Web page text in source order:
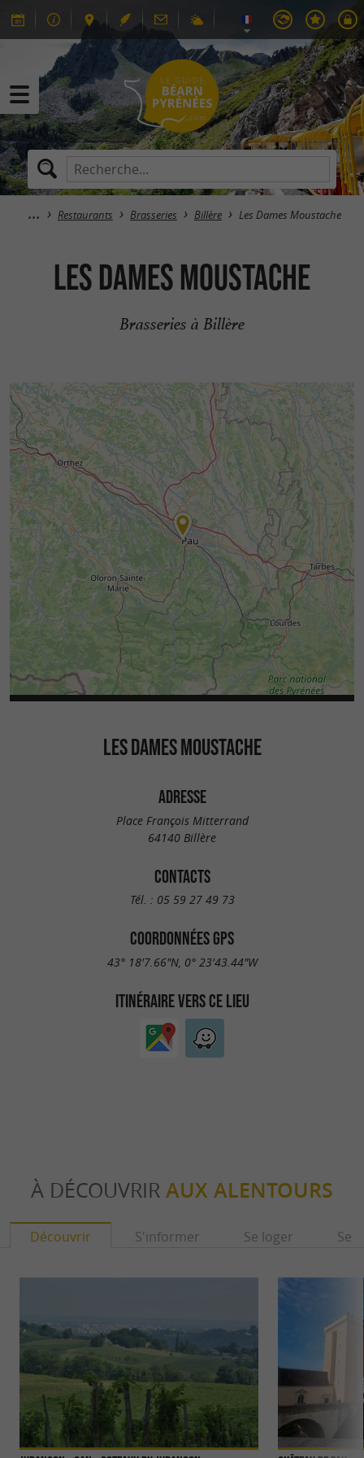
Restaurants Brasseries Billère Les Dames Moustache
Les Dames Moustache
Brasseries à Billère
LES DAMES MOUSTACHE
ADRESSE
Place François Mitterrand
64140 Billère
CONTACTS
Tél. : 05 59 27 49 73
COORDONNÉES GPS
43° 18'7.66"N, 0° 23'43.44"W
ITINÉRAIRE VERS CE LIEU
À DÉCOUVRIR AUX ALENTOURS
Découvrir S'informer Se loger Se